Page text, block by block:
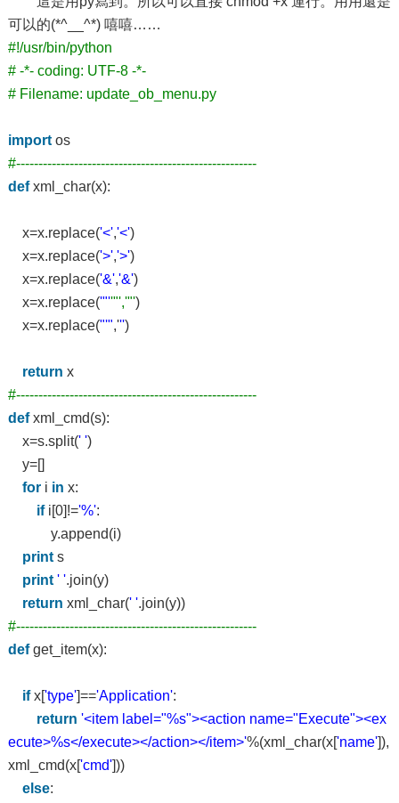
可以的(*^__^*) 嘻嘻……
#!/usr/bin/python
# -*- coding: UTF-8 -*-
# Filename: update_ob_menu.py
importos
#------------------------------------------------------
defxml_char(x):
x=x.replace('<','<')
x=x.replace('>','>')
x=x.replace('&','&')
x=x.replace('"''"','"')
x=x.replace("'",''')
return x
#------------------------------------------------------
defxml_cmd(s):
x=s.split(' ')
y=[]
fori in x:
ifi[0]!='%':
y.append(i)
prints
print ' '.join(y)
return xml_char(' '.join(y))
#------------------------------------------------------
defget_item(x):
ifx['type']=='Application':
return '<item label="%s"><action name="Execute"><ex
ecute>%s</execute></action></item>'%(xml_char(x['name']),
xml_cmd(x['cmd']))
else: